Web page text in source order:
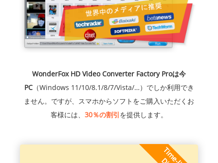
WonderFox HD Video Converter Factory Proは今
PC（Windows 11/10/8.1/8/7/Vista/…）でしか利用でき
ません。ですが、スマホからソフトをご購入いただくお
客様には、 30％の割引を提供します。